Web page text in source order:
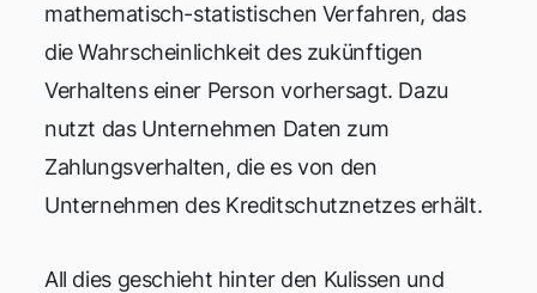
mathematisch-statistischen Verfahren, das
die Wahrscheinlichkeit des zukünftigen
Verhaltens einer Person vorhersagt. Dazu
nutzt das Unternehmen Daten zum
Zahlungsverhalten, die es von den
Unternehmen des Kreditschutznetzes erhält.
All dies geschieht hinter den Kulissen und